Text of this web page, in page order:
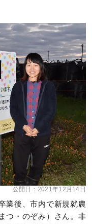
公開日： 2021年12月14日
業後、市内で新規就農
つ・のぞみ）さん。非